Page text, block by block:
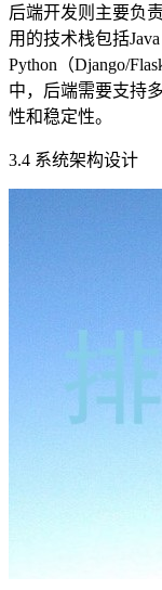
后端开发则主要负
用的技术栈包括Java
Python（Django/
中，后端需要支持
性和稳定性。
3.4 系统架构设计